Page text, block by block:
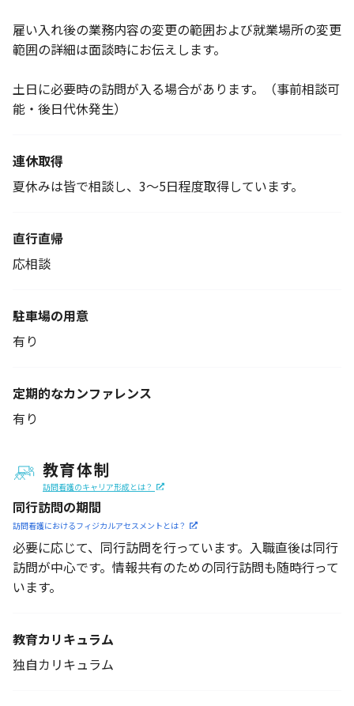
雇い入れ後の業務内容の変更の範囲および就業場所の変更
範囲の詳細は面談時にお伝えします。
土日に必要時の訪問が入る場合があります。（事前相談可
能・後日代休発生）
連休取得
夏休みは皆で相談し、3～5日程度取得しています。
直行直帰
応相談
駐車場の用意
有り
定期的なカンファレンス
有り
教育体制
訪問看護のキャリア形成とは？
同行訪問の期間
訪問看護におけるフィジカルアセスメントとは？
必要に応じて、同行訪問を行っています。入職直後は同行
訪問が中心です。情報共有のための同行訪問も随時行って
います。
教育カリキュラム
独自カリキュラム